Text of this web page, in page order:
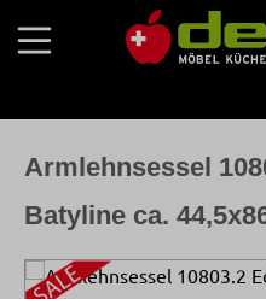
Zum Hauptinhalt springen
Bildergalerie überspringen
Armlehnsessel
Batyline ca.